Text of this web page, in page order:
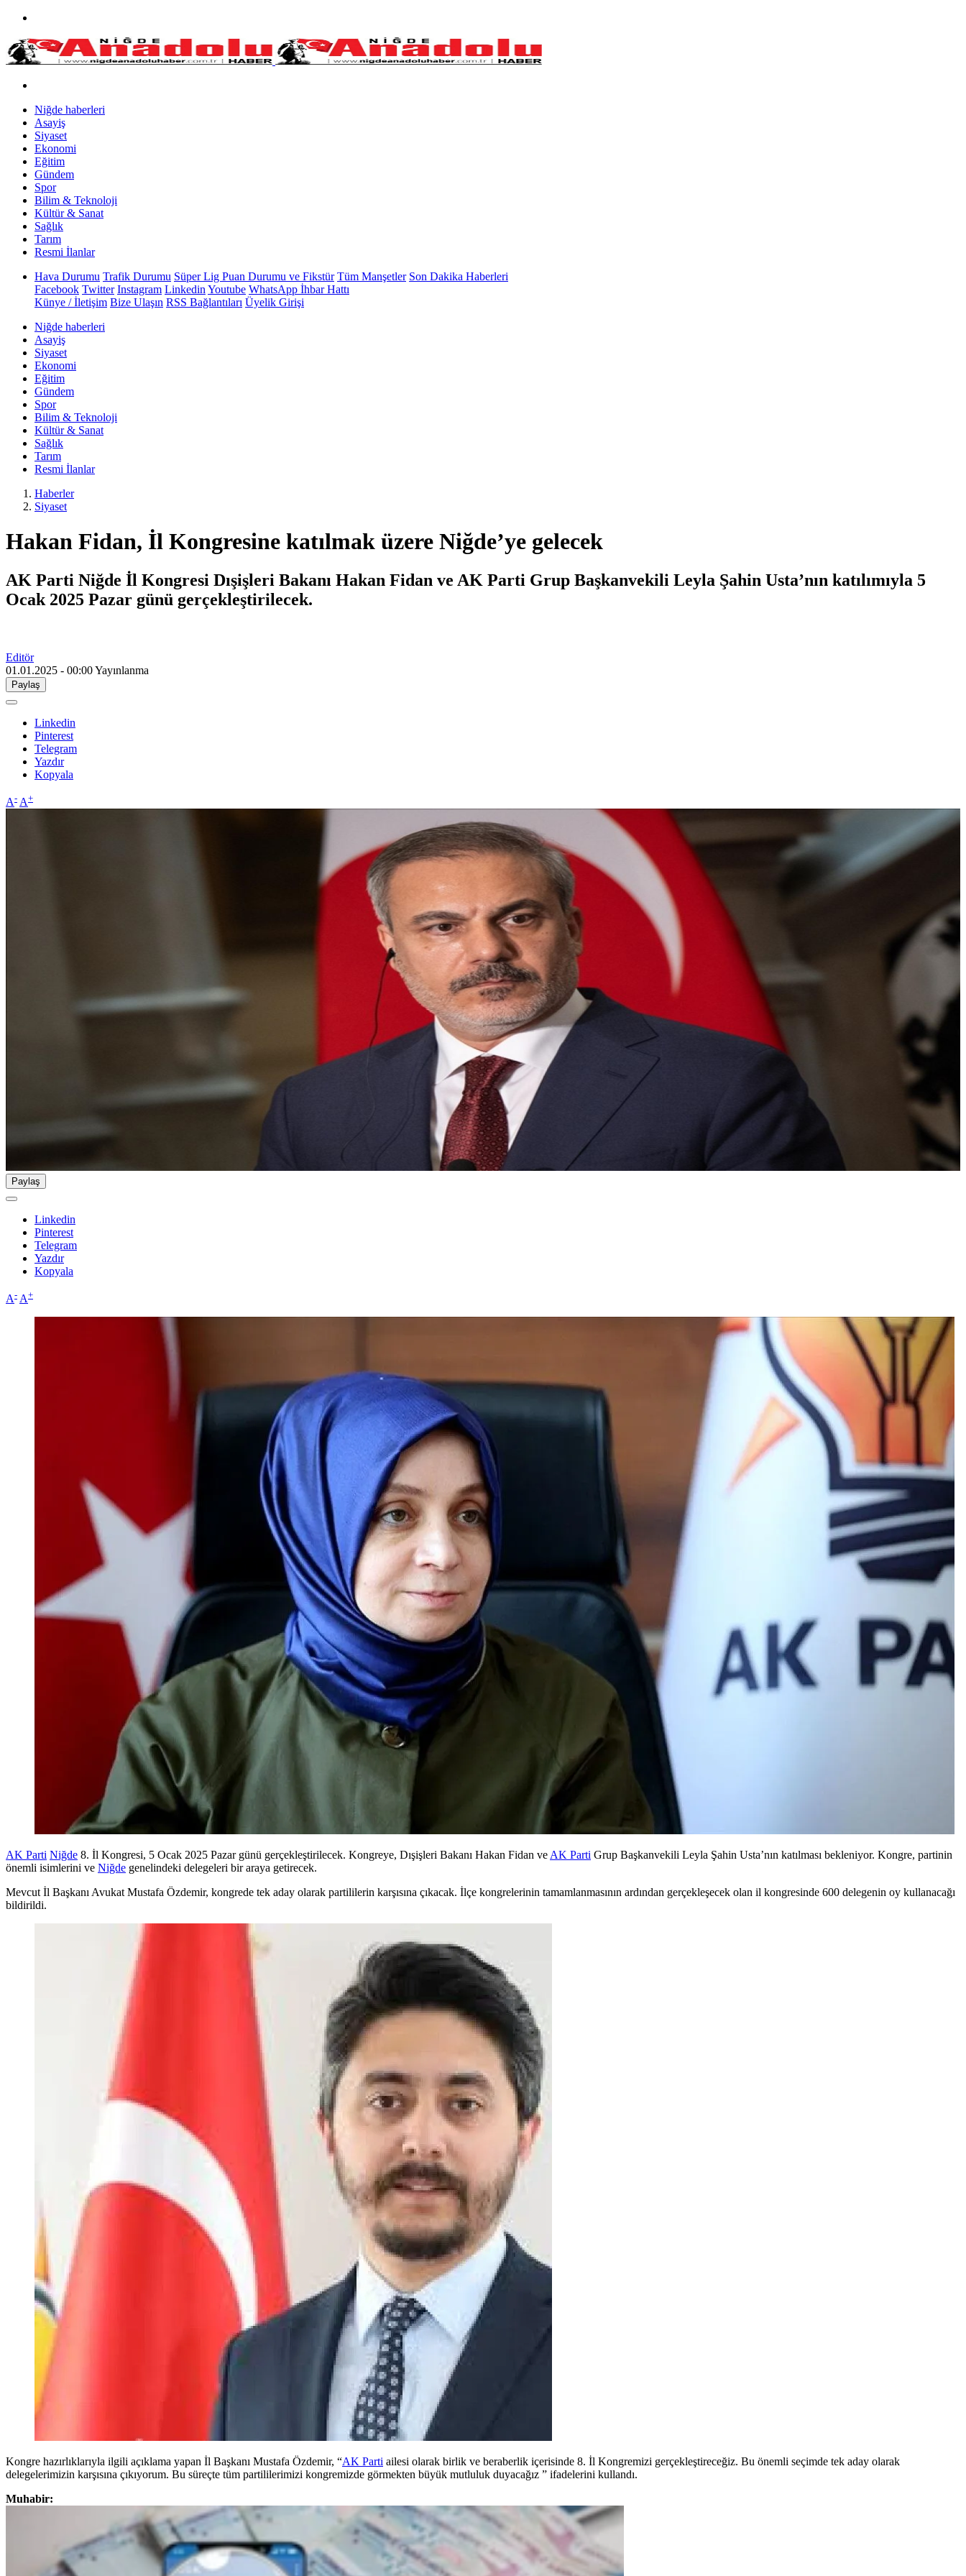
Niğde haberleri
Asayiş
Siyaset
Ekonomi
Eğitim
Gündem
Spor
Bilim & Teknoloji
Kültür & Sanat
Sağlık
Tarım
Resmi İlanlar
Hava Durumu Trafik Durumu Süper Lig Puan Durumu ve Fikstür Tüm Manşetler Son Dakika Haberleri
Facebook Twitter Instagram Linkedin Youtube WhatsApp İhbar Hattı
Künye / İletişim Bize Ulaşın RSS Bağlantıları Üyelik Girişi
Niğde haberleri
Asayiş
Siyaset
Ekonomi
Eğitim
Gündem
Spor
Bilim & Teknoloji
Kültür & Sanat
Sağlık
Tarım
Resmi İlanlar
Haberler
Siyaset
Hakan Fidan, İl Kongresine katılmak üzere Niğde’ye gelecek
AK Parti Niğde İl Kongresi Dışişleri Bakanı Hakan Fidan ve AK Parti Grup Başkanvekili Leyla Şahin Usta’nın katılımıyla 5
Ocak 2025 Pazar günü gerçekleştirilecek.
Editör
01.01.2025 - 00:00Yayınlanma
Paylaş
Linkedin
Pinterest
Telegram
Yazdır
Kopyala
A- A+
Paylaş
Linkedin
Pinterest
Telegram
Yazdır
Kopyala
A- A+
AK Parti Niğde 8. İl Kongresi, 5 Ocak 2025 Pazar günü gerçekleştirilecek. Kongreye, Dışişleri Bakanı Hakan Fidan veAK Parti Grup Başkanvekili Leyla Şahin Usta’nın katılması bekleniyor. Kongre, partinin
önemli isimlerini ve Niğde genelindeki delegeleri bir araya getirecek.
Mevcut İl Başkanı Avukat Mustafa Özdemir, kongrede tek aday olarak partililerin karşısına çıkacak. İlçe kongrelerinin tamamlanmasının ardından gerçekleşecek olan il kongresinde 600 delegenin oy kullanacağı
bildirildi.
Kongre hazırlıklarıyla ilgili açıklama yapan İl Başkanı Mustafa Özdemir, “AK Parti ailesi olarak birlik ve beraberlik içerisinde 8. İl Kongremizi gerçekleştireceğiz. Bu önemli seçimde tek aday olarak
delegelerimizin karşısına çıkıyorum. Bu süreçte tüm partililerimizi kongremizde görmekten büyük mutluluk duyacağız ” ifadelerini kullandı.
Muhabir: